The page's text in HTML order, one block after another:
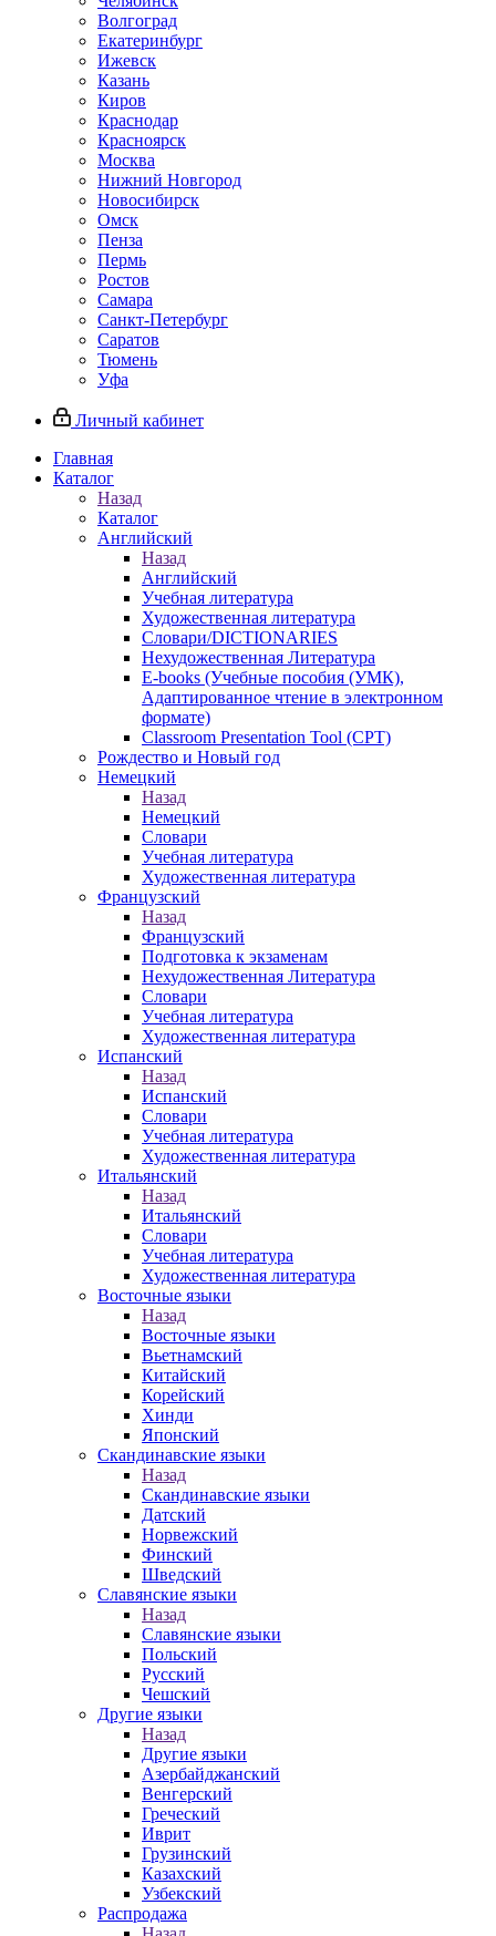
Волгоград
Екатеринбург
Ижевск
Казань
Киров
Краснодар
Красноярск
Москва
Нижний Новгород
Новосибирск
Омск
Пенза
Пермь
Ростов
Самара
Санкт-Петербург
Саратов
Тюмень
Уфа
Личный кабинет
Главная
Каталог
Назад
Каталог
Английский
Назад
Английский
Учебная литература
Художественная литература
Словари/DICTIONARIES
Нехудожественная Литература
E-books (Учебные пособия (УМК),
Адаптированное чтение в электронном
формате)
Classroom Presentation Tool (CPT)
Рождество и Новый год
Немецкий
Назад
Немецкий
Словари
Учебная литература
Художественная литература
Французский
Назад
Французский
Подготовка к экзаменам
Нехудожественная Литература
Словари
Учебная литература
Художественная литература
Испанский
Назад
Испанский
Словари
Учебная литература
Художественная литература
Итальянский
Назад
Итальянский
Словари
Учебная литература
Художественная литература
Восточные языки
Назад
Восточные языки
Вьетнамский
Китайский
Корейский
Хинди
Японский
Скандинавские языки
Назад
Скандинавские языки
Датский
Норвежский
Финский
Шведский
Славянские языки
Назад
Славянские языки
Польский
Русский
Чешский
Другие языки
Назад
Другие языки
Азербайджанский
Венгерский
Греческий
Иврит
Грузинский
Казахский
Узбекский
Распродажа